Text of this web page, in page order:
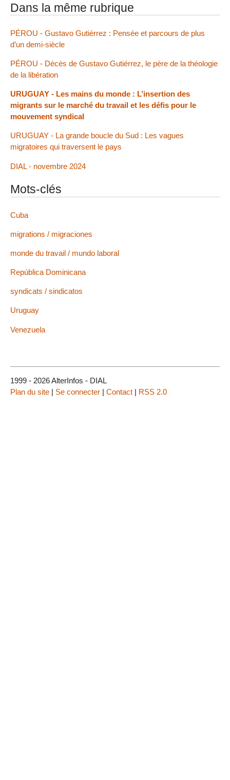
Dans la même rubrique
PÉROU - Gustavo Gutiérrez : Pensée et parcours de plus
d’un demi-siècle
PÉROU - Décès de Gustavo Gutiérrez, le père de la théologie
de la libération
URUGUAY - Les mains du monde : L’insertion des
migrants sur le marché du travail et les défis pour le
mouvement syndical
URUGUAY - La grande boucle du Sud : Les vagues
migratoires qui traversent le pays
DIAL - novembre 2024
Mots-clés
Cuba
migrations / migraciones
monde du travail / mundo laboral
República Dominicana
syndicats / sindicatos
Uruguay
Venezuela
1999 - 2026 AlterInfos - DIAL
Plan du site | Se connecter | Contact | RSS 2.0